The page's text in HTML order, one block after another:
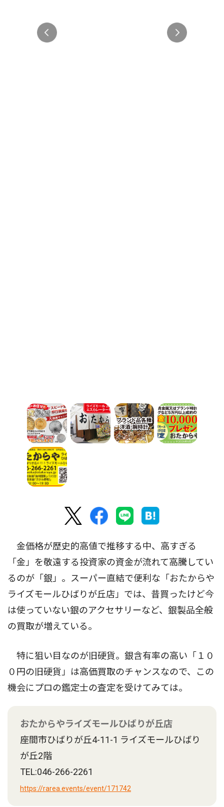
金価格が歴史的高値で推移する中、高すぎる
「金」を敬遠する投資家の資金が流れて高騰してい
るのが「銀」。スーパー直結で便利な「おたからや
ライズモールひばりが丘店」では、昔買ったけど今
は使っていない銀のアクセサリーなど、銀製品全般
の買取が増えている。
特に狙い目なのが旧硬貨。銀含有率の高い「１０
０円の旧硬貨」は高価買取のチャンスなので、この
機会にプロの鑑定士の査定を受けてみては。
おたからやライズモールひばりが丘店
座間市ひばりが丘4-11-1 ライズモールひばり
が丘2階
TEL:046-266-2261
https://rarea.events/event/171742